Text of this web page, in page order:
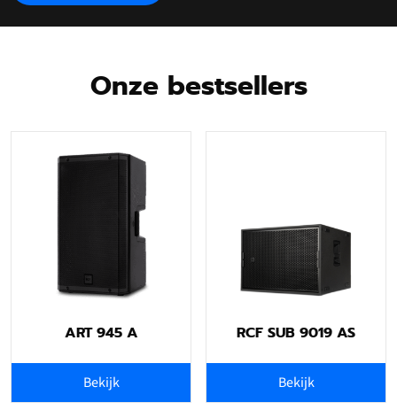
Onze bestsellers
ART 945 A
Bekijk
RCF SUB 9019 AS
Bekijk